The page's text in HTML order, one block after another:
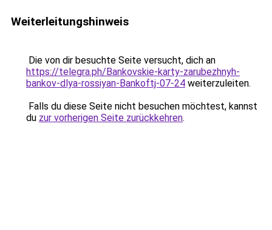
Weiterleitungshinweis
Die von dir besuchte Seite versucht, dich an
https://telegra.ph/Bankovskie-karty-zarubezhnyh-
bankov-dlya-rossiyan-Bankoftj-07-24 weiterzuleiten.
Falls du diese Seite nicht besuchen möchtest, kannst
du zur vorherigen Seite zurückkehren.